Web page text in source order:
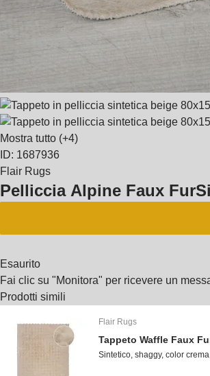
Mostra tutto (+4)
ID: 1687936
Flair Rugs
Pelliccia Alpine Faux Fur
Esaurito
Fai clic su "Monitora" per ricevere un
Prodotti simili
Flair Rugs
Tappeto Waffle Faux
Sintetico, shaggy, color